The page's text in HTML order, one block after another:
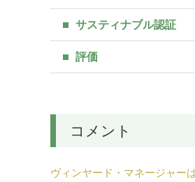
サスティナブル認証
評価
コメント
ヴィンヤード・マネージャー